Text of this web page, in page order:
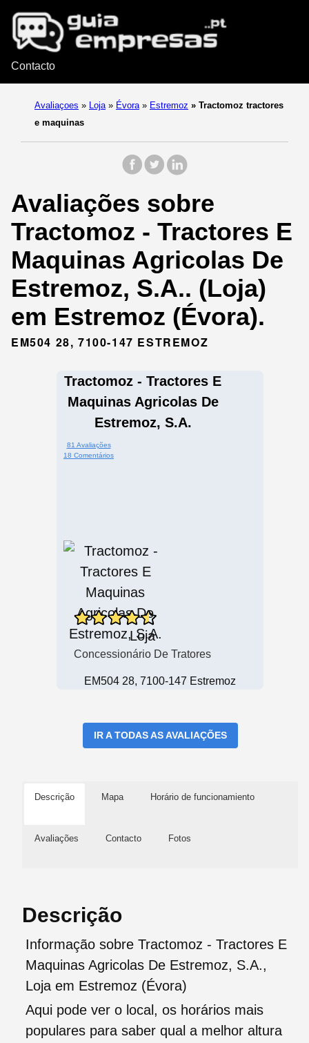
Contacto
Avaliaçoes » Loja » Évora » Estremoz » Tractomoz tractores
e maquinas
Avaliações sobre
Tractomoz - Tractores E
Maquinas Agricolas De
Estremoz, S.A.. (Loja)
em Estremoz (Évora).
EM504 28, 7100-147 ESTREMOZ
Tractomoz - Tractores E
Maquinas Agricolas De
Estremoz, S.A.
81 Avaliações
18 Comentários
Loja
Concessionário De Tratores
EM504 28, 7100-147 Estremoz
IR A TODAS AS AVALIAÇÕES
Descrição Mapa Horário de funcionamiento
Avaliações Contacto Fotos
Descrição
Informação sobre Tractomoz - Tractores E
Maquinas Agricolas De Estremoz, S.A.,
Loja em Estremoz (Évora)
Aqui pode ver o local, os horários mais
populares para saber qual a melhor altura